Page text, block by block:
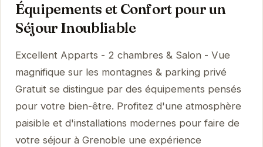
Équipements et Confort pour un
Séjour Inoubliable
Excellent Apparts - 2 chambres & Salon - Vue
magnifique sur les montagnes & parking privé
Gratuit se distingue par des équipements pensés
pour votre bien-être. Profitez d'une atmosphère
paisible et d'installations modernes pour faire de
votre séjour à Grenoble une expérience